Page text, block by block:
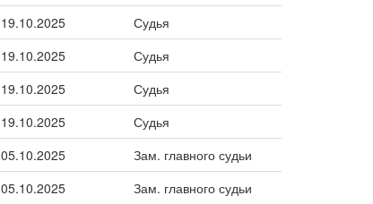
19.10.2025
Судья
19.10.2025
Судья
19.10.2025
Судья
19.10.2025
Судья
05.10.2025
Зам. главного судьи
05.10.2025
Зам. главного судьи